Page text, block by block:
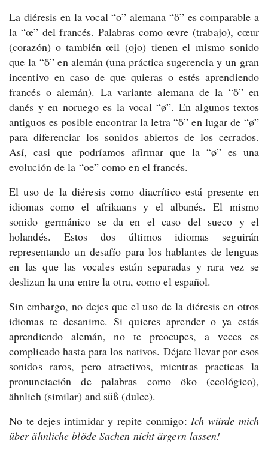
La diéresis en la vocal “o” alemana “ö” es comparable a
la “œ” del francés. Palabras como œvre (trabajo), cœur
(corazón) o también œil (ojo) tienen el mismo sonido
que la “ö” en alemán (una práctica sugerencia y un gran
incentivo en caso de que quieras o estés aprendiendo
francés o alemán). La variante alemana de la “ö” en
danés y en noruego es la vocal “ø”. En algunos textos
antiguos es posible encontrar la letra “ö” en lugar de “ø”
para diferenciar los sonidos abiertos de los cerrados.
Así, casi que podríamos afirmar que la “ø” es una
evolución de la “oe” como en el francés.
El uso de la diéresis como diacrítico está presente en
idiomas como el afrikaans y el albanés. El mismo
sonido germánico se da en el caso del sueco y el
holandés. Estos dos últimos idiomas seguirán
representando un desafío para los hablantes de lenguas
en las que las vocales están separadas y rara vez se
deslizan la una entre la otra, como el español.
Sin embargo, no dejes que el uso de la diéresis en otros
idiomas te desanime. Si quieres aprender o ya estás
aprendiendo alemán, no te preocupes, a veces es
complicado hasta para los nativos. Déjate llevar por esos
sonidos raros, pero atractivos, mientras practicas la
pronunciación de palabras como öko (ecológico),
ähnlich (similar) and süß (dulce).
No te dejes intimidar y repite conmigo:Ich würde mich
über ähnliche blöde Sachen nicht ärgern lassen!